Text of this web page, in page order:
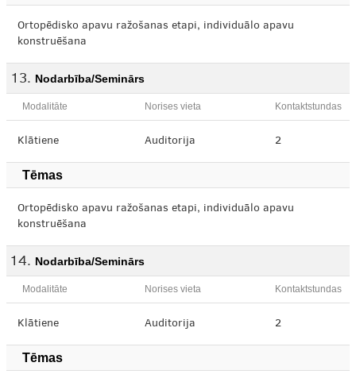
Ortopēdisko apavu ražošanas etapi, individuālo apavu
konstruēšana
Nodarbība/Seminārs
Modalitāte Norises vieta Kontaktstundas
Klātiene Auditorija 2
Tēmas
Ortopēdisko apavu ražošanas etapi, individuālo apavu
konstruēšana
Nodarbība/Seminārs
Modalitāte Norises vieta Kontaktstundas
Klātiene Auditorija 2
Tēmas